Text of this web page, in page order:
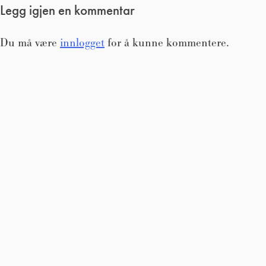
Legg igjen en kommentar
Du må være innlogget for å kunne kommentere.